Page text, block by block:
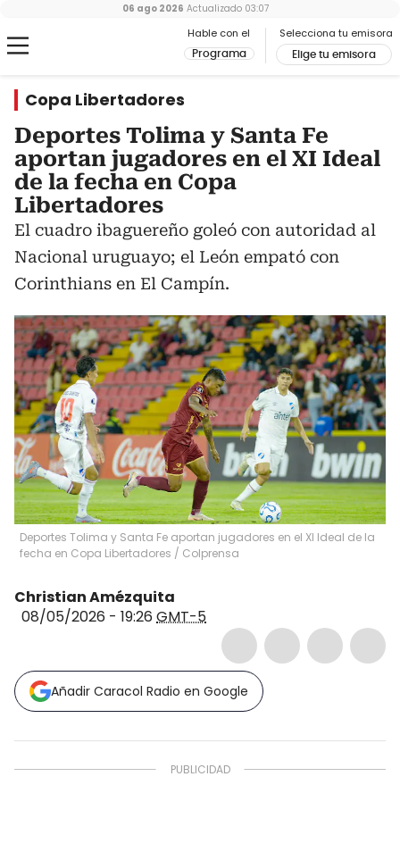
Hable con el
Programa
Selecciona tu emisora
Elige tu emisora
06 ago 2026 Actualizado 03:07
Copa Libertadores
Deportes Tolima y Santa Fe
aportan jugadores en el XI Ideal
de la fecha en Copa
Libertadores
El cuadro ibaguereño goleó con autoridad al
Nacional uruguayo; el León empató con
Corinthians en El Campín.
Deportes Tolima y Santa Fe aportan jugadores en el XI Ideal de la
fecha en Copa Libertadores / Colprensa
Christian Amézquita
08/05/2026 - 19:26 GMT-5
Añadir Caracol Radio en Google